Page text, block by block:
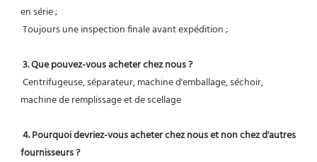
en série ;
Toujours une inspection finale avant expédition ;
3. Que pouvez-vous acheter chez nous ?
machine de remplissage et de scellage
4. Pourquoi devriez-vous acheter chez nous et non chez d'autres
fournisseurs ?